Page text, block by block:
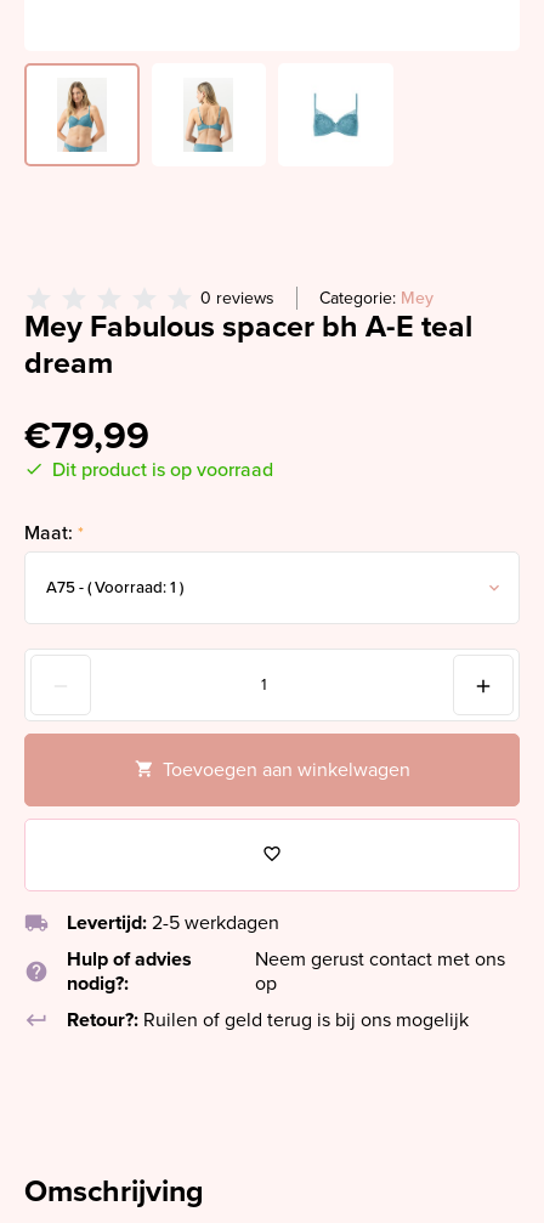
0 reviews Categorie: Mey
Mey Fabulous spacer bh A-E teal
dream
€79,99
Dit product is op voorraad
Maat: *
Toevoegen aan winkelwagen
local_shipping Levertijd: 2-5 werkdagen
help
Hulp of advies
nodig?:
Neem gerust contact met ons
op
keyboard_return
Retour?: Ruilen of geld terug is bij ons mogelijk
Omschrijving